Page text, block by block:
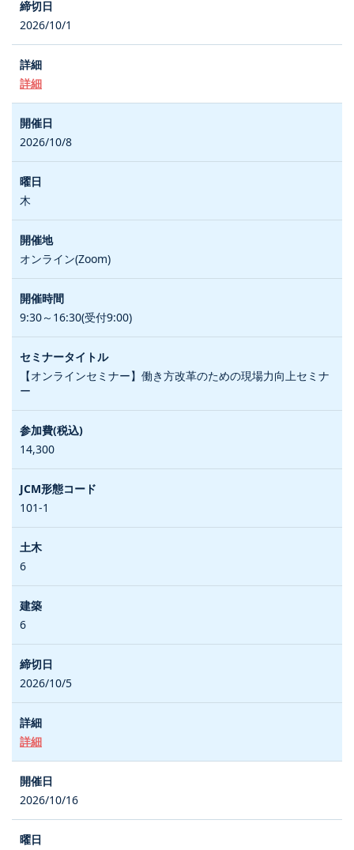
2026/10/1
詳細
2026/10/8
木
オンライン(Zoom)
9:30～16:30(受付9:00)
【オンラインセミナー】働き方改革のための現場力向上セミナ
ー
14,300
101-1
6
6
2026/10/5
詳細
2026/10/16